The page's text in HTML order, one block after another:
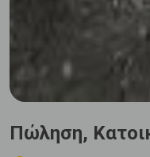
Πώληση,